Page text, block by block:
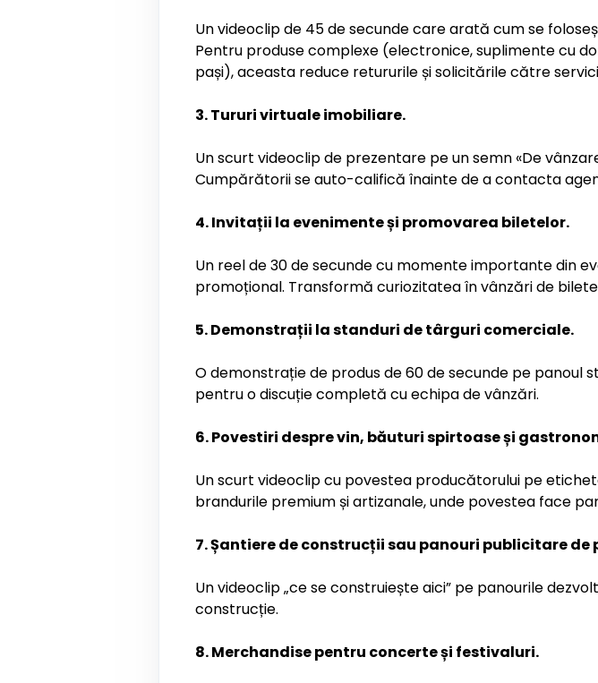
Un videoclip de 45 de secunde care arată cum se
Pentru produse complexe (electronice, suplimente cu
pași), aceasta reduce retururile și solicitările către
3. Tururi virtuale imobiliare.
Un scurt videoclip de prezentare pe un semn «De
Cumpărătorii se auto-califică înainte de a contacta
4. Invitații la evenimente și promovarea biletelor.
Un reel de 30 de secunde cu momente importante din
promoțional. Transformă curiozitatea în vânzări de
5. Demonstrații la standuri de târguri comerciale.
O demonstrație de produs de 60 de secunde pe panoul
pentru o discuție completă cu echipa de vânzări.
6. Povestiri despre vin, băuturi spirtoase și
Un scurt videoclip cu povestea producătorului pe
brandurile premium și artizanale, unde povestea face
7. Șantiere de construcții sau panouri publicitare de
Un videoclip „ce se construiește aici” pe panourile
construcție.
8. Merchandise pentru concerte și festivaluri.